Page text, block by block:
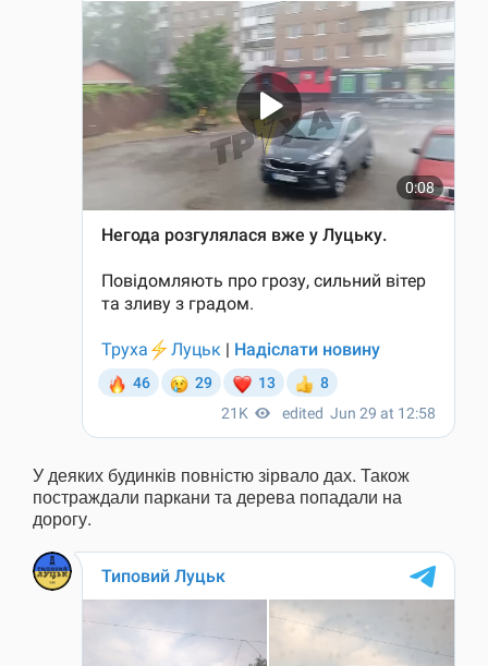
У деяких будинків повністю зірвало дах. Також
постраждали паркани та дерева попадали на
дорогу.